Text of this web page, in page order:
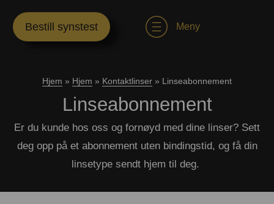
Bestill synstest Meny
Hjem » Hjem » Kontaktlinser » Linseabonnement
Linseabonnement
Er du kunde hos oss og fornøyd med dine linser? Sett
deg opp på et abonnement uten bindingstid, og få din
linsetype sendt hjem til deg.